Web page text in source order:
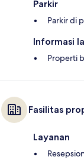
Parkir
Parkir di
Informasi
Properti
Fasilitas
Layanan